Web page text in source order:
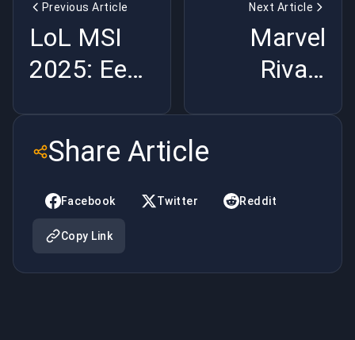
Previous Article
LoL MSI
2025: Een
van
veranderende
machten
Next Article
Marvel
Rivals
Breakdown:
Share Article
Facebook Twitter Reddit
Copy Link